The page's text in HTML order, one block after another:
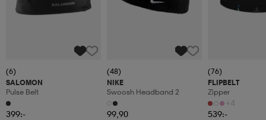
(6)
SALOMON
Pulse Belt
399:-
(48)
NIKE
Swoosh Headband 2
99,90
(76)
FLIPBELT
Zipper
+4
539:-